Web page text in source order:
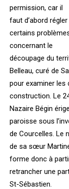
permission, car il
faut d’abord régler
certains
concernant le
découpage du
Belleau, curé de
pour examiner
construction. Le
Nazaire Bégin
paroisse sous
de Courcelles. Le
de sa sœur
forme donc à
retrancher une
St-Sébastien.